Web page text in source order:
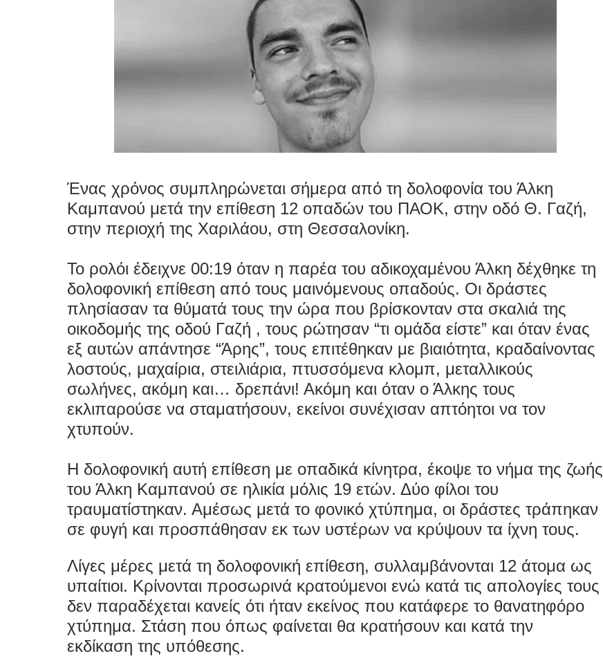
Ένας χρόνος συμπληρώνεται σήμερα από τη δολοφονία του Άλκη
Καμπανού μετά την επίθεση 12 οπαδών του ΠΑΟΚ, στην οδό Θ. Γαζή,
στην περιοχή της Χαριλάου, στη Θεσσαλονίκη.
Το ρολόι έδειχνε 00:19 όταν η παρέα του αδικοχαμένου Άλκη δέχθηκε τη
δολοφονική επίθεση από τους μαινόμενους οπαδούς. Οι δράστες
πλησίασαν τα θύματά τους την ώρα που βρίσκονταν στα σκαλιά της
οικοδομής της οδού Γαζή , τους ρώτησαν “τι ομάδα είστε” και όταν ένας
εξ αυτών απάντησε “Άρης”, τους επιτέθηκαν με βιαιότητα, κραδαίνοντας
λοστούς, μαχαίρια, στειλιάρια, πτυσσόμενα κλομπ, μεταλλικούς
σωλήνες, ακόμη και… δρεπάνι! Ακόμη και όταν ο Άλκης τους
εκλιπαρούσε να σταματήσουν, εκείνοι συνέχισαν απτόητοι να τον
χτυπούν.
Η δολοφονική αυτή επίθεση με οπαδικά κίνητρα, έκοψε το νήμα της ζωής
του Άλκη Καμπανού σε ηλικία μόλις 19 ετών. Δύο φίλοι του
τραυματίστηκαν. Αμέσως μετά το φονικό χτύπημα, οι δράστες τράπηκαν
σε φυγή και προσπάθησαν εκ των υστέρων να κρύψουν τα ίχνη τους.
Λίγες μέρες μετά τη δολοφονική επίθεση, συλλαμβάνονται 12 άτομα ως
υπαίτιοι. Κρίνονται προσωρινά κρατούμενοι ενώ κατά τις απολογίες τους
δεν παραδέχεται κανείς ότι ήταν εκείνος που κατάφερε το θανατηφόρο
χτύπημα. Στάση που όπως φαίνεται θα κρατήσουν και κατά την
εκδίκαση της υπόθεσης.